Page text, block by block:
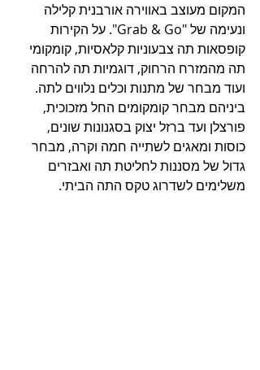
המקום מעוצב באווירה אורבנית קלילה
ונעימה של "Grab & Go". על הקירות
קופסאות תה צבעוניות קלאסיות, קומקומי
תה מהמזרח הרחוק, דוגמיות תה להרחה
ועוד מבחר של מתנות וכלים נלווים לתה.
ביניהם מבחר קומקומים החל מזכוכית,
פורצלן ועד ברזל יצוק בסגנונות שונים,
כוסות ומאגים לשתייה חמה וקרה, מבחר
גדול של מסננות לחליטת תה ואבזרים
משלימים לשדרוג טקס התה הביתי.